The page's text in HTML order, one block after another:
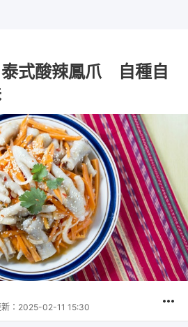
泰式酸辣鳳爪 自種自
： 2025-02-11 15:30